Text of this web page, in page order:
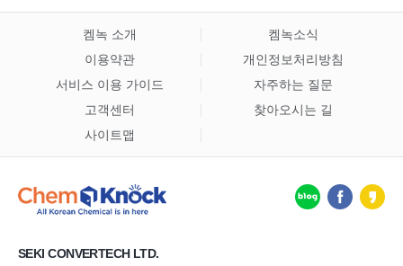
켐녹 소개
켐녹소식
이용약관
개인정보처리방침
서비스 이용 가이드
자주하는 질문
고객센터
찾아오시는 길
사이트맵
SEKI CONVERTECH LTD.